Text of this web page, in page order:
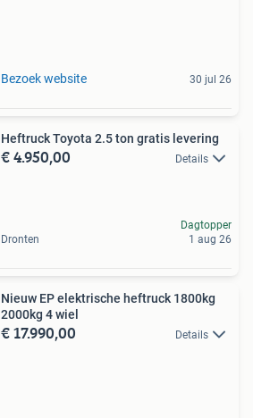
Bezoek website 30 jul 26
Heftruck Toyota 2.5 ton gratis levering
€ 4.950,00 Details
Dronten
Dagtopper
1 aug 26
Nieuw EP elektrische heftruck 1800kg
2000kg 4 wiel
€ 17.990,00 Details